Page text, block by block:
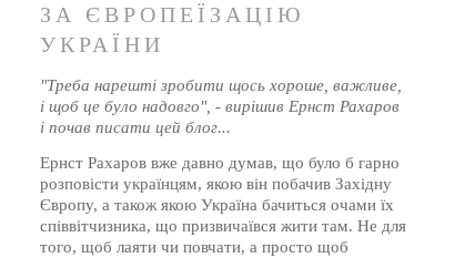
ЗА ЄВРОПЕЇЗАЦІЮ
УКРАЇНИ
"Треба нарешті зробити щось хороше, важливе,
і щоб це було надовго", - вирішив Ернст Рахаров
і почав писати цей блог...
Ернст Рахаров вже давно думав, що було б гарно
розповісти українцям, якою він побачив Західну
Європу, а також якою Україна бачиться очами їх
співвітчизника, що призвичаївся жити там. Не для
того, щоб лаяти чи повчати, а просто щоб